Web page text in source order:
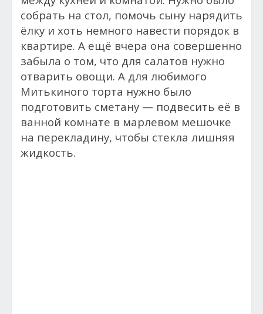
собрать на стол, помочь сыну нарядить
ёлку и хоть немного навести порядок в
квартире. А ещё вчера она совершенно
забыла о том, что для салатов нужно
отварить овощи. А для любимого
Митькиного торта нужно было
подготовить сметану — подвесить её в
ванной комнате в марлевом мешочке
на перекладину, чтобы стекла лишняя
жидкость.